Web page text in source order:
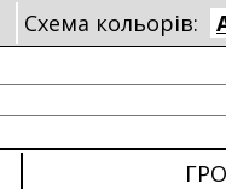
Схема кольорів: